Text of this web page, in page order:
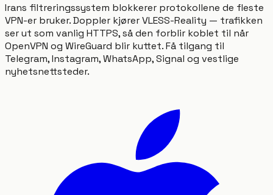
Irans filtreringssystem blokkerer protokollene de fleste
VPN-er bruker. Doppler kjører VLESS-Reality — trafikken
ser ut som vanlig HTTPS, så den forblir koblet til når
OpenVPN og WireGuard blir kuttet. Få tilgang til
Telegram, Instagram, WhatsApp, Signal og vestlige
nyhetsnettsteder.